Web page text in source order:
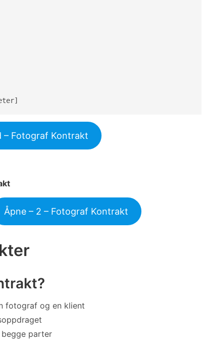
– Fotograf Kontrakt
Åpne – 2 – Fotograf Kontrakt
fotograf og en klient
parter